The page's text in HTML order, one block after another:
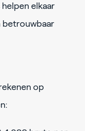
elkaar
betrouwbaar
op